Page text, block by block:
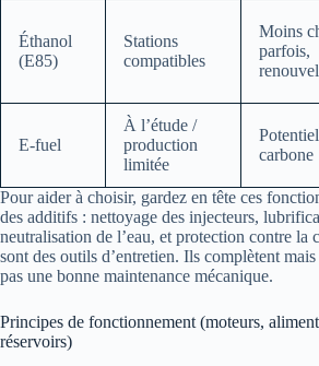
Éthanol
(E85)
Stations
compatibles
Moins
parfois,
E-fuel
À l’étude /
production
limitée
carbone
Pour aider à choisir, gardez en tête ces
des additifs : nettoyage des injecteurs,
neutralisation de l’eau, et protection contre la
sont des outils d’entretien. Ils complètent
pas une bonne maintenance mécanique.
Principes de fonctionnement (moteurs,
réservoirs)